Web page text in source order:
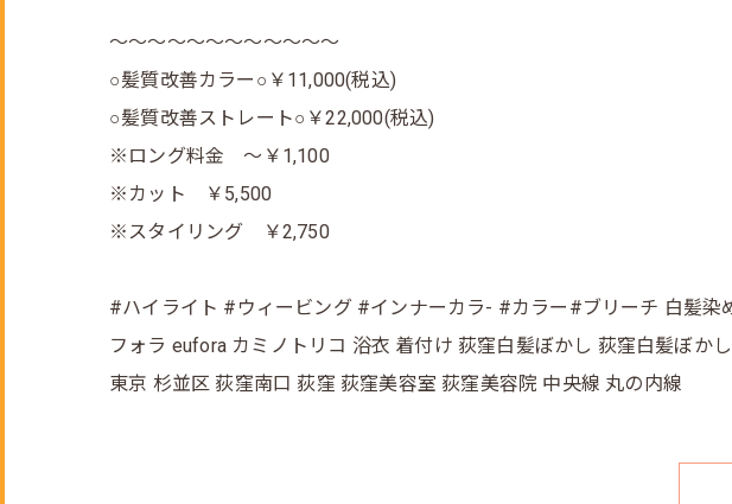
～～～～～～～～～～～～
○髪質改善カラー○￥11,000(税込)
○髪質改善ストレート○￥22,000(税込)
※ロング料金 ～￥1,100
※カット ￥5,500
※スタイリング ￥2,750
#ハイライト #ウィービング #インナーカラ- #カラー#ブリーチ 白髪
フォラ eufora カミノトリコ 浴衣 着付け 荻窪白髪ぼかし 荻窪白髪ぼか
東京 杉並区 荻窪南口 荻窪 荻窪美容室 荻窪美容院 中央線 丸の内線